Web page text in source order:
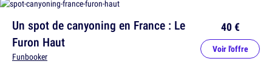
Un spot de canyoning en France : Le
Furon Haut
Funbooker
40 €
Voir l'offre